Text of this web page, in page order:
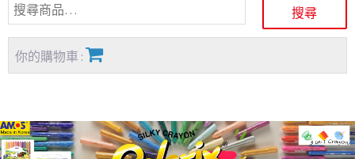
你的購物車 :